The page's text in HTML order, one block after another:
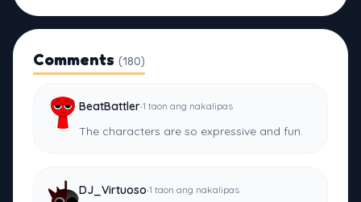
Comments (180)
BeatBattler·1 taon ang nakalipas
The characters are so expressive and fun.
DJ_Virtuoso·1 taon ang nakalipas